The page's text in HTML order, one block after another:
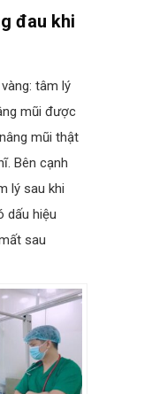
đau khi
tâm lý
mũi được
mũi thật
Bên cạnh
lý sau khi
dấu hiệu
sau